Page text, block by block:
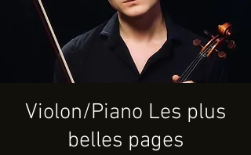
Violon/Piano Les plus
belles pages